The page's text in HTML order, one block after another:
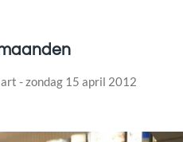
- zondag 15 april 2012